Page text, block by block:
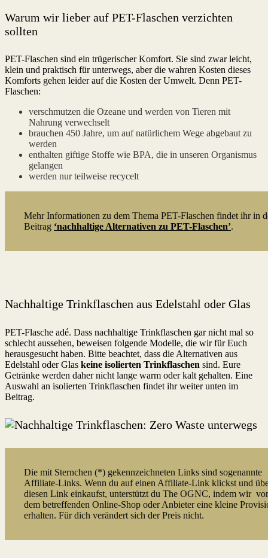
Warum wir lieber auf PET-Flaschen verzichten
sollten
PET-Flaschen sind ein trügerischer Komfort. Sie sind zwar leicht,
klein und praktisch für unterwegs, aber die wahren Kosten dieses
Komforts gehen leider auf die Kosten der Umwelt. Denn PET-
Flaschen:
verschmutzen die Ozeane und werden von Tieren mit
Nahrung verwechselt
brauchen 450 Jahre, um auf natürlichem Wege abgebaut zu
werden
enthalten giftige Stoffe wie BPA, die in unseren Organismus
gelangen
werden nur teilweise recycelt
Mehr Informationen zu dem Thema PET-Flaschen findet ihr in
Beitrag ‘nachhaltige Alternativen zu PET-Flaschen’.
Nachhaltige Trinkflaschen aus Edelstahl oder Glas
PET-Flasche adé. Dass nachhaltige Trinkflaschen gar nicht mal so
schlecht aussehen, beweisen folgende Modelle, die wir für Euch
herausgesucht haben. Bitte beachtet, dass die Alternativen aus
Edelstahl oder Glas keine isolierten Trinkflaschen sind. Eure
Getränke werden daher nicht lange warm oder kalt gehalten. Eine
Auswahl an isolierten Trinkflaschen findet ihr weiter unten im
Beitrag.
Die mit Sternchen (*) gekennzeichneten Links sind sogenannte
Affiliate-Links. Wenn du auf einen Affiliate-Link klickst und
diesen Link einkaufst, unterstützt du The OGNC, indem wir
dem betreffenden Online-Shop oder Anbieter eine kleine
erhalten. Für dich verändert sich der Preis nicht.